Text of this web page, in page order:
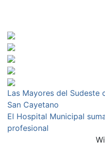
Navegación
de
entradas
Las Mayores del Sudeste
San Cayetano
El Hospital Municipal
profesional